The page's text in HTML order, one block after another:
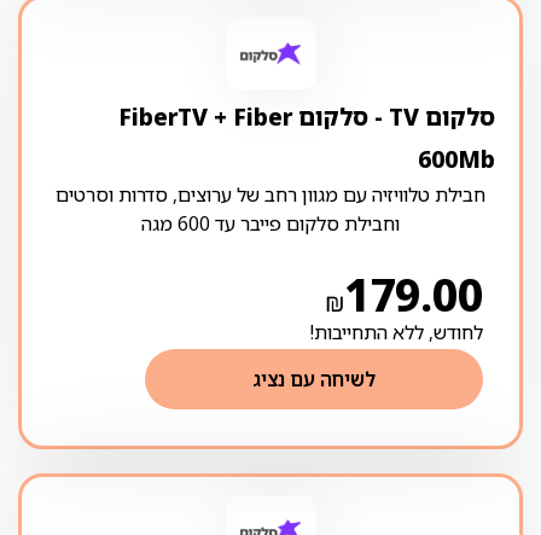
סלקום TV ‏- ‏סלקום FiberTV + Fiber
600Mb
חבילת טלוויזיה עם מגוון רחב של ערוצים, סדרות וסרטים
וחבילת סלקום פייבר עד 600 מגה
₪179.00
לחודש, ללא התחייבות!
לשיחה עם נציג